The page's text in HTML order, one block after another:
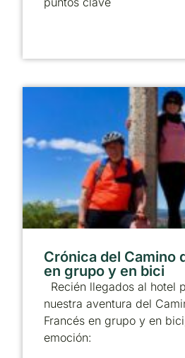
Crónica del Camino
en grupo y en bici
Recién llegados al hotel
nuestra aventura del
Francés en grupo y en
emoción: